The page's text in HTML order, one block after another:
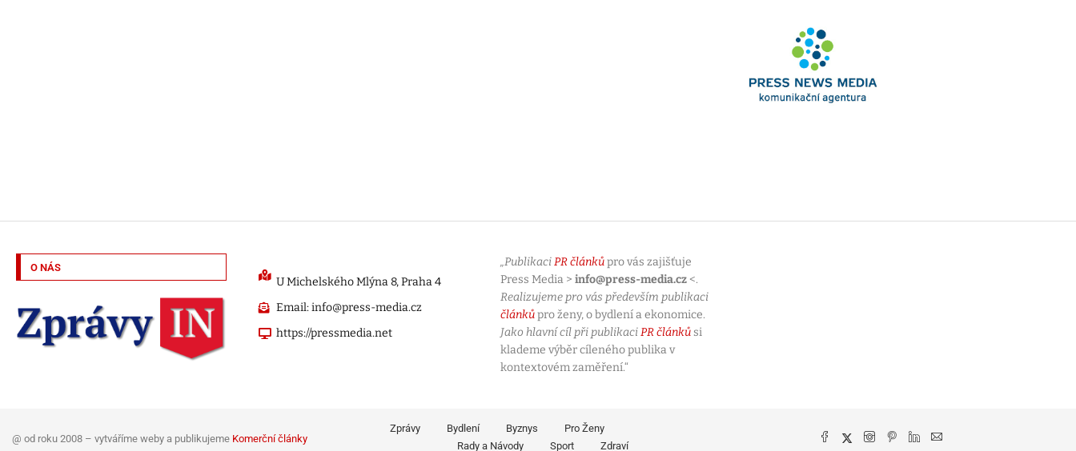
O NÁS
U Michelského Mlýna 8, Praha 4
Email: info@press-media.cz
https://pressmedia.net
„PublikaciPR článkůpro vás zajišťuje
Press Media > info@press-media.cz <.
Realizujeme pro vás především publikaci
článkůpro ženy, o bydlení a ekonomice.
Jako hlavní cíl při publikaciPR článků si
klademe výběr cíleného publika v
kontextovém zaměření.“
@ od roku 2008 – vytváříme weby a publikujeme Komerční články
Zprávy Bydlení Byznys
Pro Ženy
Rady a Návody
Sport Zdraví